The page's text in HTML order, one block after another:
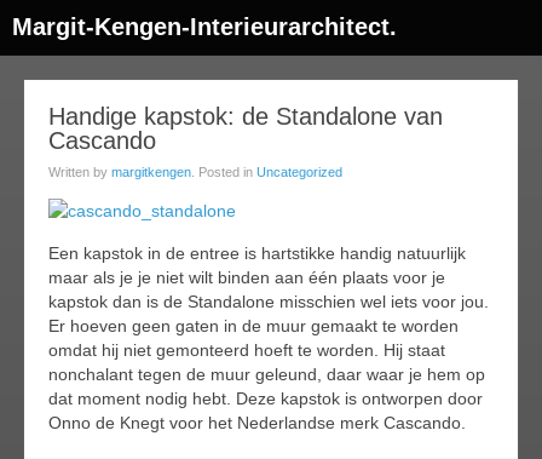
Margit-Kengen-Interieurarchitect.
Handige kapstok: de Standalone van
Cascando
Written by margitkengen . Posted in Uncategorized
Een kapstok in de entree is hartstikke handig natuurlijk
maar als je je niet wilt binden aan één plaats voor je
kapstok dan is de Standalone misschien wel iets voor jou.
Er hoeven geen gaten in de muur gemaakt te worden
omdat hij niet gemonteerd hoeft te worden. Hij staat
nonchalant tegen de muur geleund, daar waar je hem op
dat moment nodig hebt. Deze kapstok is ontworpen door
Onno de Knegt voor het Nederlandse merk Cascando.